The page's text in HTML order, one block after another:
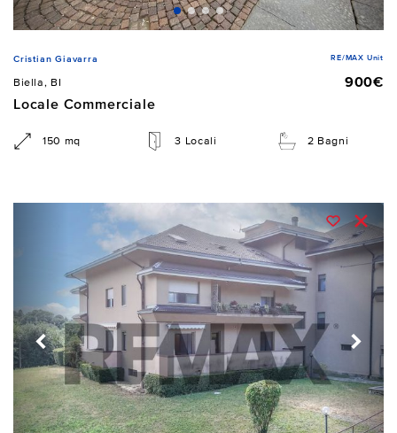
Cristian Giavarra RE/MAX Unit
Biella, BI
900€
Locale Commerciale
150 mq 3 Locali 2 Bagni